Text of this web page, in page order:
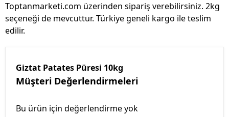
Toptanmarketi.com üzerinden sipariş verebilirsiniz. 2kg
seçeneği de mevcuttur. Türkiye geneli kargo ile teslim
edilir.
Giztat Patates Püresi 10kg
Müşteri Değerlendirmeleri
Bu ürün için değerlendirme yok